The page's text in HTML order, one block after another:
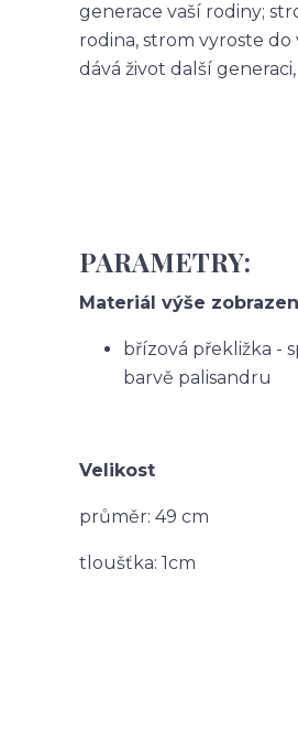
generace vaší rodiny;
rodina, strom vyroste
dává život další
PARAMETRY:
Materiál výše
břízová překližka -
barvě palisandru
Velikost
průměr: 49 cm
tloušťka: 1cm